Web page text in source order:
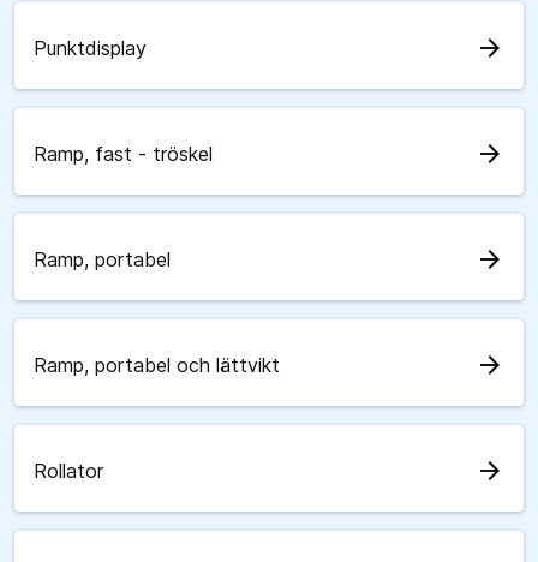
Punktdisplay arrow_forward
Ramp, fast - tröskel arrow_forward
Ramp, portabel arrow_forward
Ramp, portabel och lättvikt arrow_forward
Rollator arrow_forward